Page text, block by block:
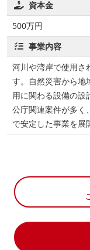
資本金
500万円
事業内容
河川や湾岸で使用さ
す。自然災害から地
用に関わる設備の設
公庁関連案件が多く
で安定した事業を展